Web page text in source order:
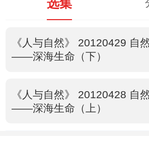
《人与自然》 20120429 自
——深海生命（下）
《人与自然》 20120428 自
——深海生命（上）